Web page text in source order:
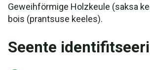
Geweihförmige Holzkeule (saksa
bois (prantsuse keeles).
Seente